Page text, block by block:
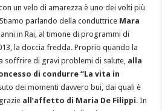
un velo di amarezza è uno dei volti più
parlando della conduttrice Mara
in Rai, al timone di programmi di
la doccia fredda. Proprio quando la
soffrire di gravi problemi di salute, alla
di condurre “La vita in
dei momenti davvero bui, dai quali è
all’affetto di Maria De Filippi. In